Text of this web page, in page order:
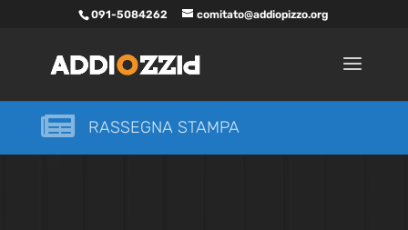
091-5084262 comitato@addiopizzo.org
 RASSEGNA STAMPA